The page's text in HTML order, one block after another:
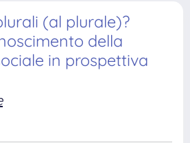
(al plurale)?
della
in prospettiva